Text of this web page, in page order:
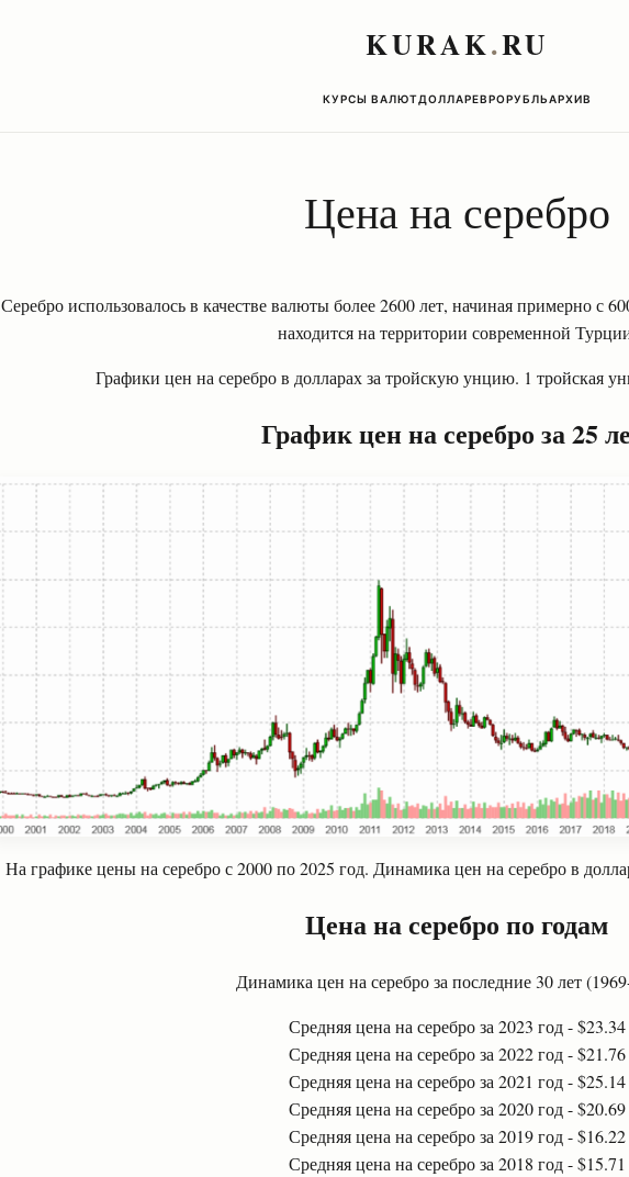
KURAK.RU
КУРСЫ ВАЛЮТДОЛЛАРЕВРОРУБЛЬАРХИВ
Цена на серебро
Серебро использовалось в качестве валюты более 2600 лет, начиная примерно с
находится на территории современной
Графики цен на серебро в долларах за тройскую унцию. 1 тройская
График цен на серебро за 25
На графике цены на серебро с 2000 по 2025 год. Динамика цен на серебро в
Цена на серебро по годам
Динамика цен на серебро за последние 30 лет
Средняя цена на серебро за 2023 год - $23.34
Средняя цена на серебро за 2022 год - $21.76
Средняя цена на серебро за 2021 год - $25.14
Средняя цена на серебро за 2020 год - $20.69
Средняя цена на серебро за 2019 год - $16.22
Средняя цена на серебро за 2018 год - $15.71